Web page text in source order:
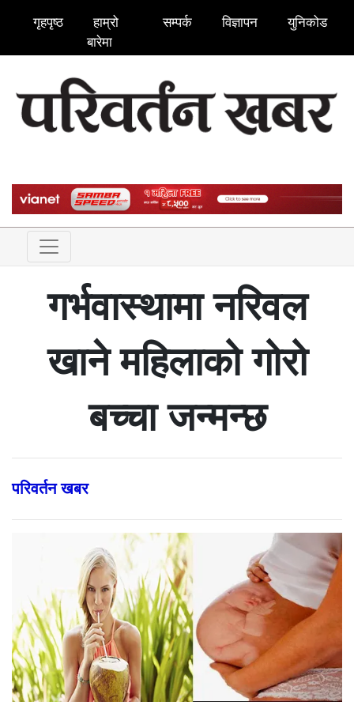
गृहपृष्ठ
हाम्रो
बारेमा
सम्पर्क विज्ञापन युनिकोड
गर्भवास्थामा नरिवल
खाने महिलाको गोरो
बच्चा जन्मन्छ
परिवर्तन खबर